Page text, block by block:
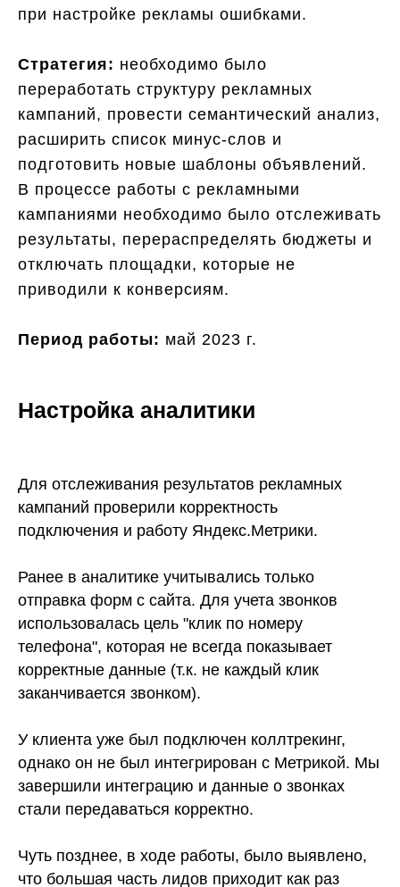
при настройке рекламы ошибками.
Стратегия: необходимо было
переработать структуру рекламных
кампаний, провести семантический анализ,
расширить список минус-слов и
подготовить новые шаблоны объявлений.
В процессе работы с рекламными
кампаниями необходимо было отслеживать
результаты, перераспределять бюджеты и
отключать площадки, которые не
приводили к конверсиям.
Период работы: май 2023 г.
Настройка аналитики
Для отслеживания результатов рекламных
кампаний проверили корректность
подключения и работу Яндекс.Метрики.
Ранее в аналитике учитывались только
отправка форм с сайта. Для учета звонков
использовалась цель "клик по номеру
телефона", которая не всегда показывает
корректные данные (т.к. не каждый клик
заканчивается звонком).
У клиента уже был подключен коллтрекинг,
однако он не был интегрирован с Метрикой. Мы
завершили интеграцию и данные о звонках
стали передаваться корректно.
Чуть позднее, в ходе работы, было выявлено,
что большая часть лидов приходит как раз